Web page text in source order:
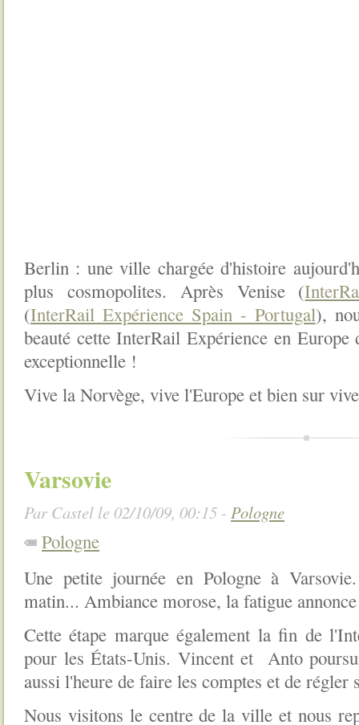
Berlin : une ville chargée d'histoire
plus cosmopolites. Après Venise (
(InterRail Expérience Spain - Portugal),
beauté cette InterRail Expérience en
exceptionnelle !
Vive la Norvège, vive l'Europe et bien sur
Varsovie
Par Castel le 02/10/09, 00:15 - Pologne
Pologne
Une petite journée en Pologne à
matin... Ambiance morose, la fatigue
Cette étape marque également la fin de
pour les États-Unis. Vincent et Anto
aussi l'heure de faire les comptes et de régler
Nous visitons le centre de la ville et nous